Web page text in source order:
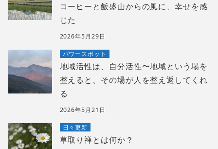
コーヒーと飯盛山からの風に、幸せを感
じた
2026年5月29日
パワースポット
地域活性は、自分活性〜地域という場を
整えると、その場が人を整え返してくれ
る
2026年5月21日
日々更新
草取り禅とは何か？